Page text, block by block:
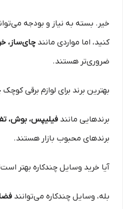
خیر. بسته به نیاز و بودجه
کنید، اما مواردی مانندچای‌ساز،
ضروری‌تر هستند.
بهترین برند برای لوازم برقی
برندهایی مانند فیلیپس، بوش،
برندهای محبوب بازار هستند.
آیا خرید وسایل چندکاره بهتر
بله، وسایل چندکاره می‌توانند